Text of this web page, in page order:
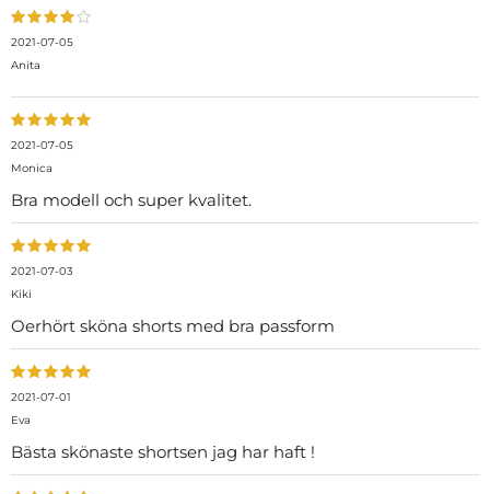
2021-07-05
Anita
2021-07-05
Monica
Bra modell och super kvalitet.
2021-07-03
Kiki
Oerhört sköna shorts med bra passform
2021-07-01
Eva
Bästa skönaste shortsen jag har haft !